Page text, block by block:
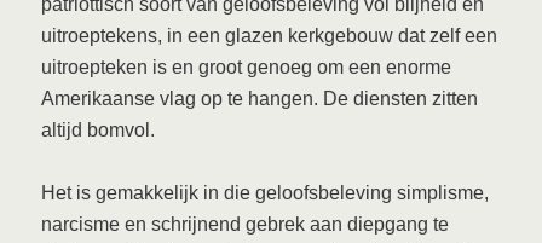
uitroeptekens, in een glazen kerkgebouw dat zelf een
uitroepteken is en groot genoeg om een enorme
Amerikaanse vlag op te hangen. De diensten zitten
altijd bomvol.
Het is gemakkelijk in die geloofsbeleving simplisme,
narcisme en schrijnend gebrek aan diepgang te